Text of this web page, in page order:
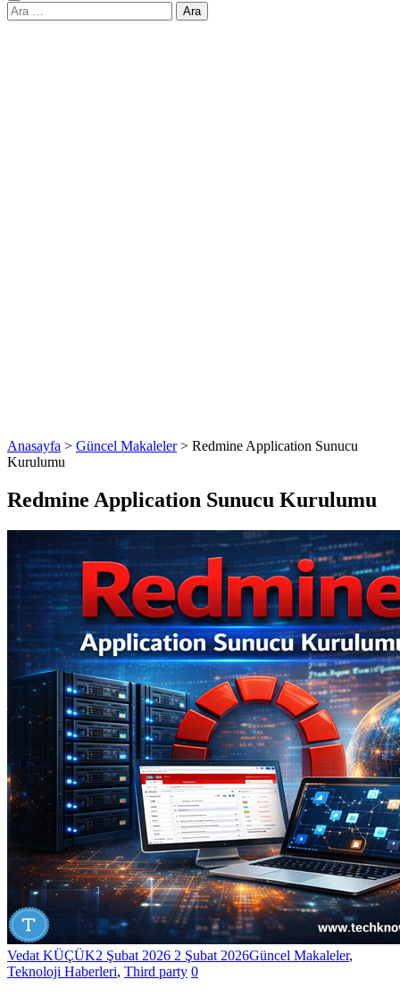
Arama:
Anasayfa > Güncel Makaleler> Redmine Application Sunucu
Kurulumu
Redmine Application Sunucu Kurulumu
Vedat KÜÇÜK2 Şubat 2026 2 Şubat 2026Güncel Makaleler,
Teknoloji Haberleri, Third party 0